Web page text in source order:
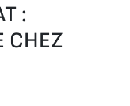
:
CHEZ